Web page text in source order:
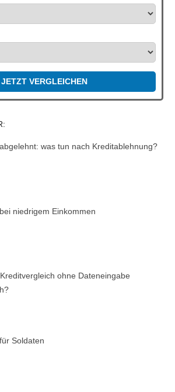
JETZT VERGLEICHEN
was tun nach Kreditablehnung?
niedrigem Einkommen
ohne Dateneingabe
Soldaten